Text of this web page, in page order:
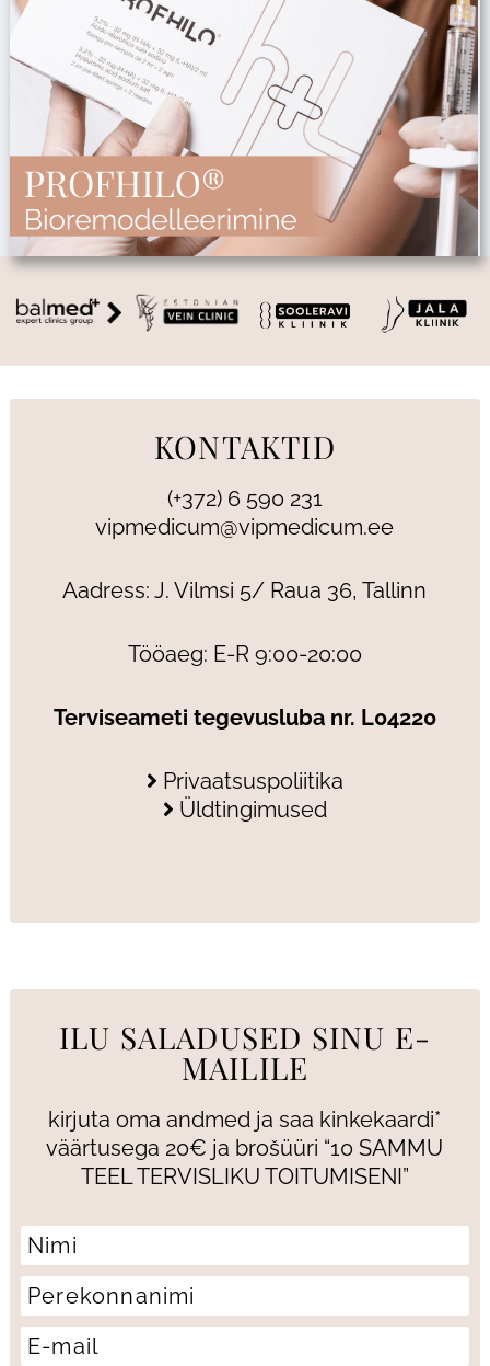
KONTAKTID
(+372) 6 590 231
vipmedicum@vipmedicum.ee
Aadress: J. Vilmsi 5/ Raua 36, Tallinn
Tööaeg: E-R 9:00-20:00
Terviseameti tegevusluba nr. L04220
Privaatsuspoliitika
Üldtingimused
ILU SALADUSED SINU E-
MAILILE
kirjuta oma andmed ja saa kinkekaardi*
väärtusega 20€ ja brošüüri “10 SAMMU
TEEL TERVISLIKU TOITUMISENI”